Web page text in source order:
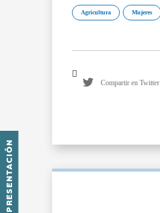
PRESENTACIÓN
Agricultura Mujeres
Compartir en Twitter